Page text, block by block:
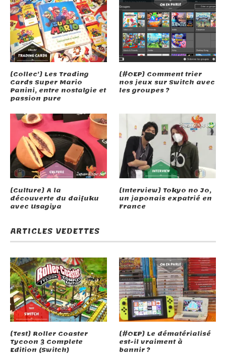
[Collec’] Les Trading
Cards Super Mario
Panini, entre nostalgie et
passion pure
[#OEP] Comment trier
nos jeux sur Switch avec
les groupes ?
[Culture] A la
découverte du daifuku
avec Usagiya
[Interview] Tokyo no Jo,
un japonais expatrié en
France
ARTICLES VEDETTES
[Test] Roller Coaster
Tycoon 3 Complete
Edition (Switch)
[#OEP] Le dématérialisé
est-il vraiment à
bannir ?